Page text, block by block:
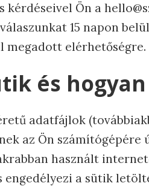
Ön a
15 napon
megadott elérhetőségre.
és
adatfájlok
az Ön számítógépére
használt
a sütik